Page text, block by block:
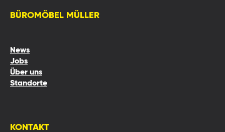
BÜROMÖBEL MÜLLER
News
Jobs
Über uns
Standorte
KONTAKT